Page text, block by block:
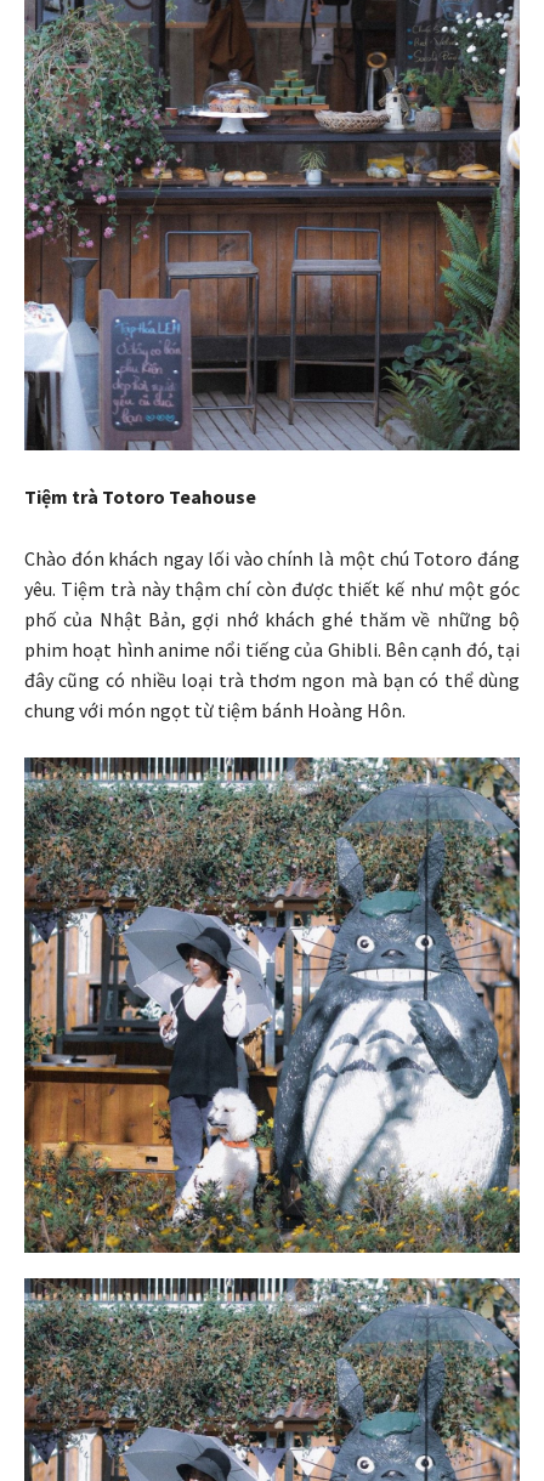
Tiệm trà Totoro Teahouse
Chào đón khách ngay lối vào chính là một chú Totoro đáng
yêu. Tiệm trà này thậm chí còn được thiết kế như một góc
phố của Nhật Bản, gợi nhớ khách ghé thăm về những bộ
phim hoạt hình anime nổi tiếng của Ghibli. Bên cạnh đó, tại
đây cũng có nhiều loại trà thơm ngon mà bạn có thể dùng
chung với món ngọt từ tiệm bánh Hoàng Hôn.